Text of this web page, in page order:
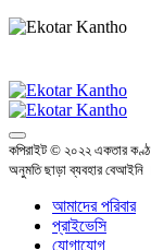
কপিরাইট © ২০২২ একতার
অনুমতি ছাড়া ব্যবহার বেআইনি
আমাদের পরিবার
প্রাইভেসি
যোগাযোগ